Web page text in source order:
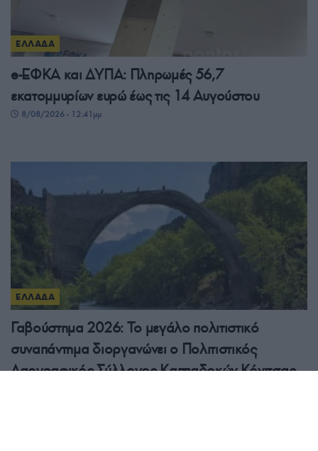
ΕΛΛΑΔΑ
e-ΕΦΚΑ και ΔΥΠΑ: Πληρωμές 56,7
εκατομμυρίων ευρώ έως τις 14 Αυγούστου
8/08/2026 - 12:41μμ
ΕΛΛΑΔΑ
Γαβούστημα 2026: Το μεγάλο πολιτιστικό
συναπάντημα διοργανώνει ο Πολιτιστικός
Λαογραφικός Σύλλογος Καππαδοκών Κόνιτσας